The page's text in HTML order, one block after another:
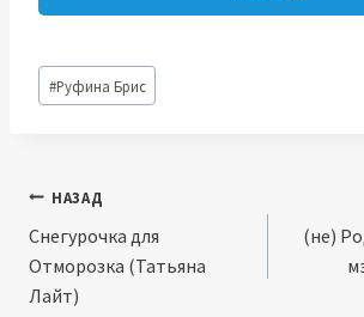
Метки
записи:
#Руфина Брис
Навигация
по
записям
НАЗАД
Снегурочка для
Отморозка (Татьяна
Лайт)
(не)